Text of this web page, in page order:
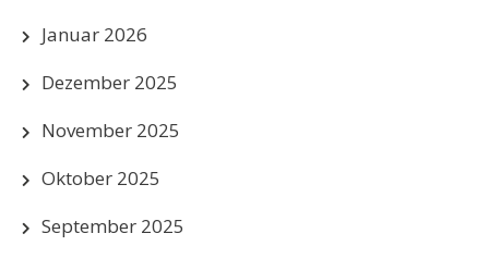
Januar 2026
Dezember 2025
November 2025
Oktober 2025
September 2025